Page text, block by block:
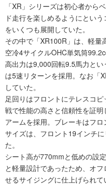
「XR」シリーズは初心者から
ド走行を楽しめるようにとい
をいくつも展開していた。
その中で「XR100R」は、軽量
空冷4サイクルOHC単気筒
高出力は9,000回転9.5馬力と
は5速リターンを採用。なお「
していた。
足回りはフロントにテレスコ
戦で性能の高さと信頼性を証
アームを採用。ブレーキはフ
サイズは、フロント19インチ
た。
シート高が770mmと低めの設
と軽量設計であったため、オ
せるサイジングに仕上げられて